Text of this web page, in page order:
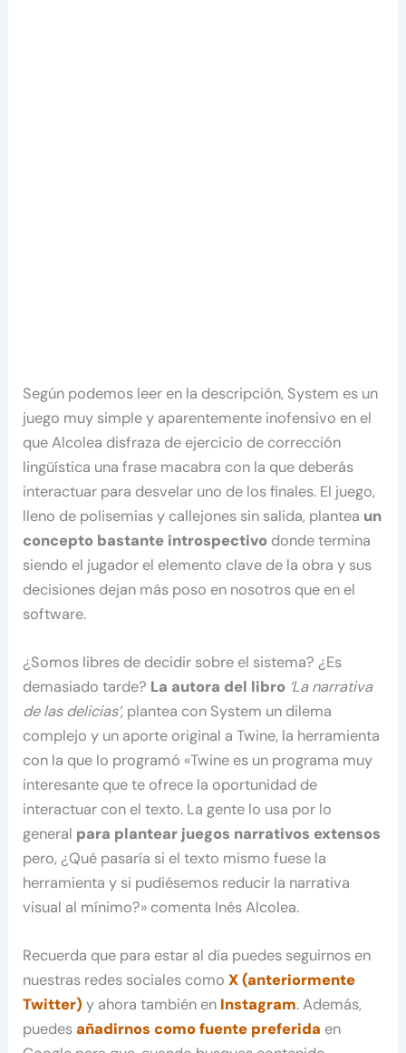
Según podemos leer en la descripción, System es un
juego muy simple y aparentemente inofensivo en el
que Alcolea disfraza de ejercicio de corrección
lingüística una frase macabra con la que deberás
interactuar para desvelar uno de los finales. El juego,
lleno de polisemias y callejones sin salida, plantea un
concepto bastante introspectivo donde termina
siendo el jugador el elemento clave de la obra y sus
decisiones dejan más poso en nosotros que en el
software.
¿Somos libres de decidir sobre el sistema? ¿Es
demasiado tarde? La autora del libro ‘La narrativa
de las delicias’, plantea con System un dilema
complejo y un aporte original a Twine, la herramienta
con la que lo programó «Twine es un programa muy
interesante que te ofrece la oportunidad de
interactuar con el texto. La gente lo usa por lo
general para plantear juegos narrativos extensos
pero, ¿Qué pasaría si el texto mismo fuese la
herramienta y si pudiésemos reducir la narrativa
visual al mínimo?» comenta Inés Alcolea.
Recuerda que para estar al día puedes seguirnos en
nuestras redes sociales comoX (anteriormente
Twitter) y ahora también en Instagram. Además,
puedesañadirnos como fuente preferida en